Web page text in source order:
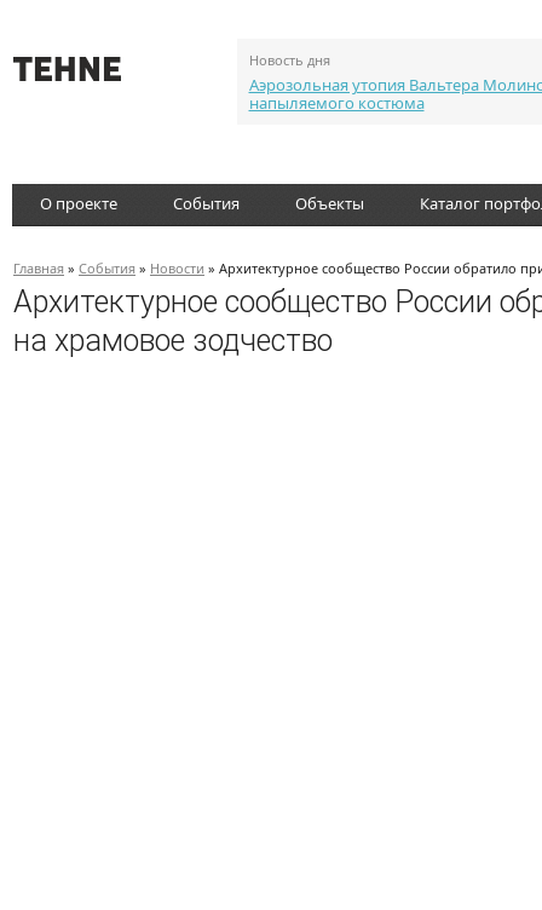
Новость дня
Аэрозольная утопия Вальтера
напыляемого костюма
О проекте События Объекты Каталог
Главная » События » Новости » Архитектурное сообщество России обратило
Архитектурное сообщество России
на храмовое зодчество